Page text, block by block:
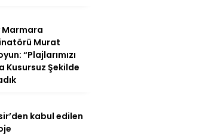
Marmara
Murat
“Plajlarımızı
Kusursuz Şekilde
kabul edilen